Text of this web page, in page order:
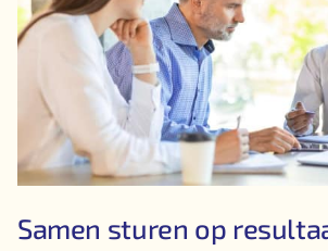
Samen sturen op